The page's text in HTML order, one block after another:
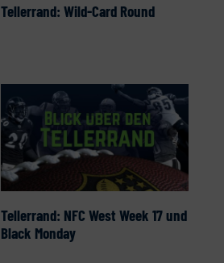
Tellerrand: Wild-Card Round
Tellerrand: NFC West Week 17 und
Black Monday